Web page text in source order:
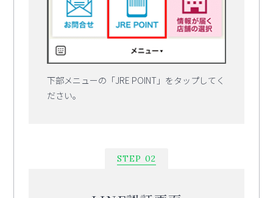
下部メニューの「JRE POINT」をタップしてく
ださい。
STEP 02